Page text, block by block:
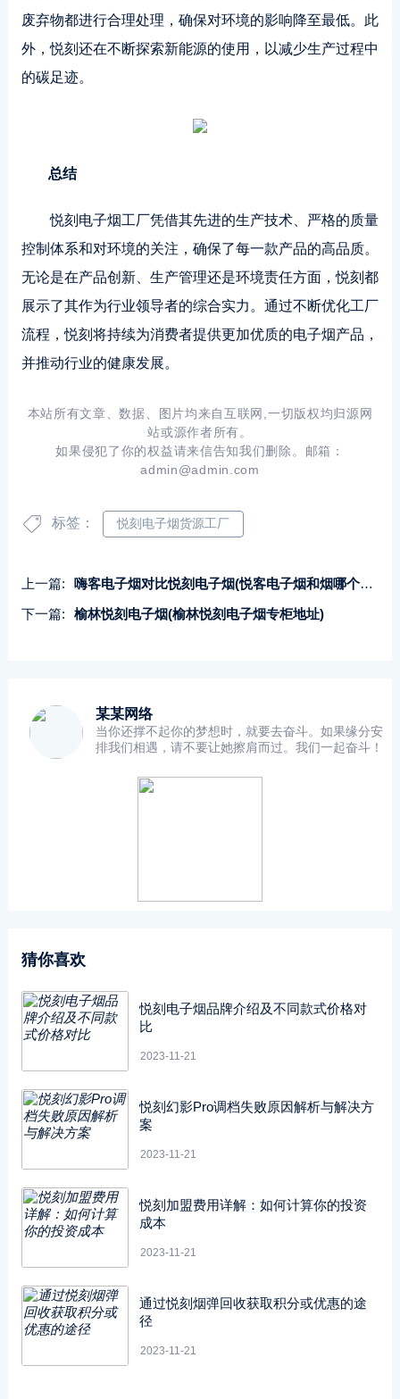
废弃物都进行合理处理，确保对环境的影响降至最低。此
外，悦刻还在不断探索新能源的使用，以减少生产过程中
的碳足迹。
总结
悦刻电子烟工厂凭借其先进的生产技术、严格的质量
控制体系和对环境的关注，确保了每一款产品的高品质。
无论是在产品创新、生产管理还是环境责任方面，悦刻都
展示了其作为行业领导者的综合实力。通过不断优化工厂
流程，悦刻将持续为消费者提供更加优质的电子烟产品，
并推动行业的健康发展。
本站所有文章、数据、图片均来自互联网,一切版权均归源网
站或源作者所有。
如果侵犯了你的权益请来信告知我们删除。邮箱：
admin@admin.com
标签： 悦刻电子烟货源工厂
上一篇:
嗨客电子烟对比悦刻电子烟(悦客电子烟和烟哪个伤害高)
下一篇:
榆林悦刻电子烟(榆林悦刻电子烟专柜地址)
某某网络
当你还撑不起你的梦想时，就要去奋斗。如果缘分安
排我们相遇，请不要让她擦肩而过。我们一起奋斗！
猜你喜欢
悦刻电子烟品牌介绍及不同款式价格对
比
2023-11-21
悦刻幻影Pro调档失败原因解析与解决方
案
2023-11-21
悦刻加盟费用详解：如何计算你的投资
成本
2023-11-21
通过悦刻烟弹回收获取积分或优惠的途
径
2023-11-21